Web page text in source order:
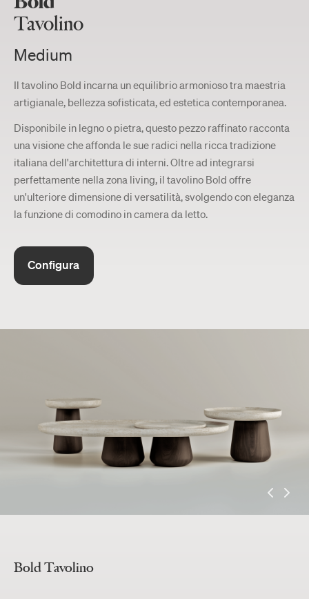
Tavolino
Medium
Il tavolino Bold incarna un equilibrio armonioso tra maestria
artigianale, bellezza sofisticata, ed estetica contemporanea.
Disponibile in legno o pietra, questo pezzo raffinato racconta
una visione che affonda le sue radici nella ricca tradizione
italiana dell'architettura di interni. Oltre ad integrarsi
perfettamente nella zona living, il tavolino Bold offre
un'ulteriore dimensione di versatilità, svolgendo con eleganza
la funzione di comodino in camera da letto.
Configura
BoldTavolino